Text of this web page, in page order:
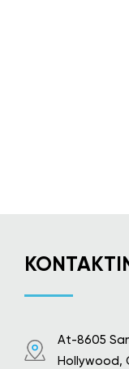
At-8605
Hollywood,